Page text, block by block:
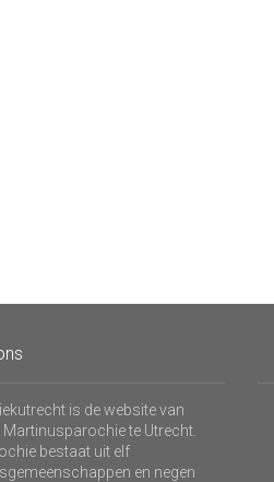
is de website van
Martinusparochie te Utrecht.
bestaat uit elf
en negen